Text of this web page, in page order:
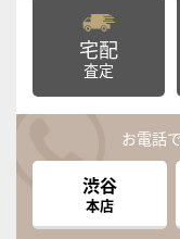
宅配
査定
お電話
渋谷
本店